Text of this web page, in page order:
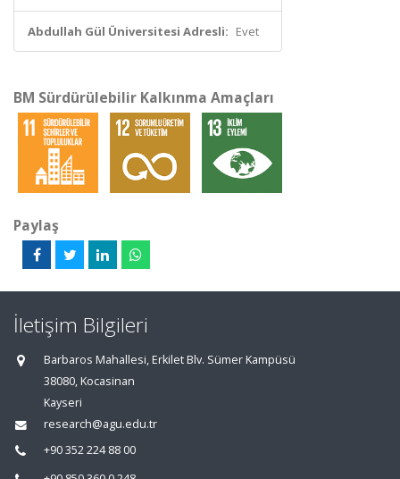
Abdullah Gül Üniversitesi Adresli: Evet
BM Sürdürülebilir Kalkınma Amaçları
Paylaş
İletişim Bilgileri
Barbaros Mahallesi, Erkilet Blv. Sümer Kampüsü
38080, Kocasinan
Kayseri
research@agu.edu.tr
+90 352 224 88 00